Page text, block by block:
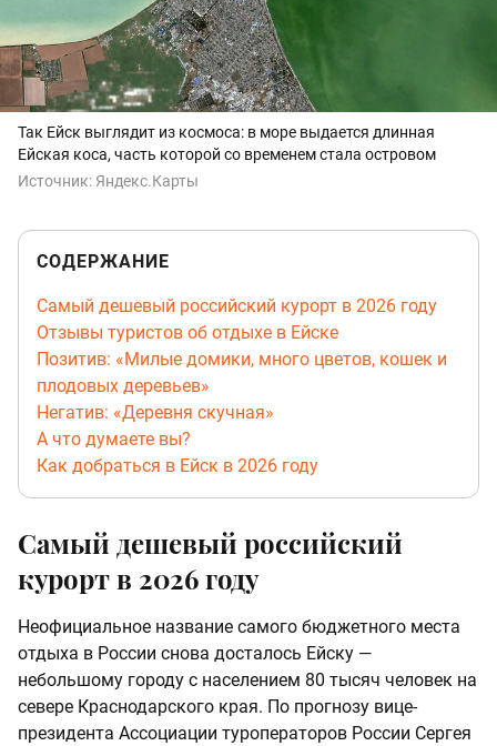
Так Ейск выглядит из космоса: в море выдается длинная
Ейская коса, часть которой со временем стала островом
Источник: Яндекс.Карты
СОДЕРЖАНИЕ
Самый дешевый российский курорт в 2026 году
Отзывы туристов об отдыхе в Ейске
Позитив: «Милые домики, много цветов, кошек и
плодовых деревьев»
Негатив: «Деревня скучная»
А что думаете вы?
Как добраться в Ейск в 2026 году
Самый дешевый российский
курорт в 2026 году
Неофициальное название самого бюджетного места
отдыха в России снова досталось Ейску —
небольшому городу с населением 80 тысяч человек на
севере Краснодарского края. По прогнозу вице-
президента Ассоциации туроператоров России Сергея